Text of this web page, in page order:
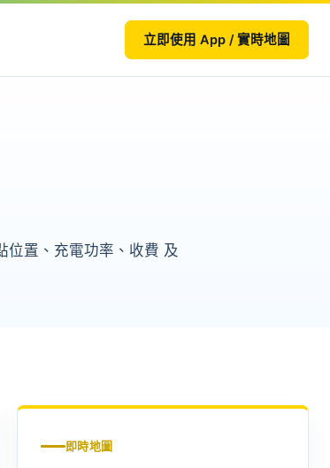
立即使用 App / 實時地圖
置、充電功率、收費 及
即時地圖